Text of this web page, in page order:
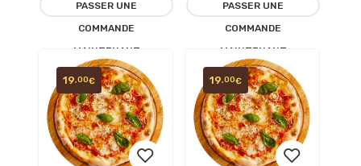
PASSER UNE
COMMANDE
MAINTENANT
PASSER UNE
COMMANDE
MAINTENANT
19 ,00€ 19 ,00€